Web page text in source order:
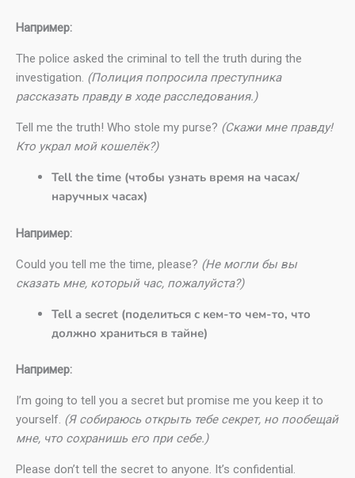
Например:
The police asked the criminal to tell the truth during the
investigation. (Полиция попросила преступника
рассказать правду в ходе расследования.)
Tell me the truth! Who stole my purse? (Скажи мне правду!
Кто украл мой кошелёк?)
Tell the time (чтобы узнать время на часах/
наручных часах)
Например:
Could you tell me the time, please? (Не могли бы вы
сказать мне, который час, пожалуйста?)
Tell a secret (поделиться с кем-то чем-то, что
должно храниться в тайне)
Например:
I’m going to tell you a secret but promise me you keep it to
yourself. (Я собираюсь открыть тебе секрет, но пообещай
мне, что сохранишь его при себе.)
Please don’t tell the secret to anyone. It’s confidential.